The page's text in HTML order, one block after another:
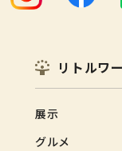
リトルワ
展示
グルメ